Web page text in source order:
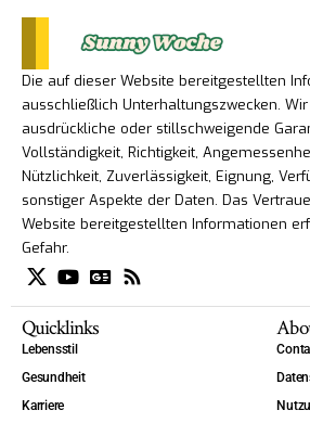
Die auf dieser Website bereitgestellten
ausschließlich Unterhaltungszwecken.
ausdrückliche oder stillschweigende
Vollständigkeit, Richtigkeit,
Nützlichkeit, Zuverlässigkeit, Eignung,
sonstiger Aspekte der Daten. Das
Website bereitgestellten Informationen
Gefahr.
Quicklinks
Lebensstil
Gesundheit
Karriere